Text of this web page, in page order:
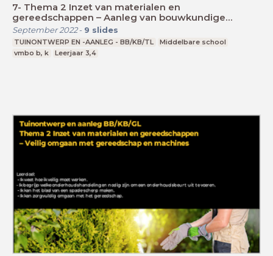
7- Thema 2 Inzet van materialen en
gereedschappen – Aanleg van bouwkundige
elementen
September 2022- 9 slides
TUINONTWERP EN -AANLEG - BB/KB/TL
Middelbare school
vmbo b, k
Leerjaar 3,4